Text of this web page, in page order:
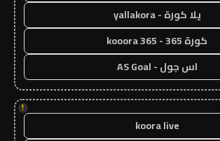
يلا كورة - yallakora
كورة 365 - kooora 365
اس جول - AS Goal
!
koora live